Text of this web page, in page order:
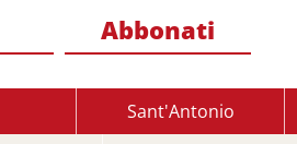
Abbonati
Sant'Antonio